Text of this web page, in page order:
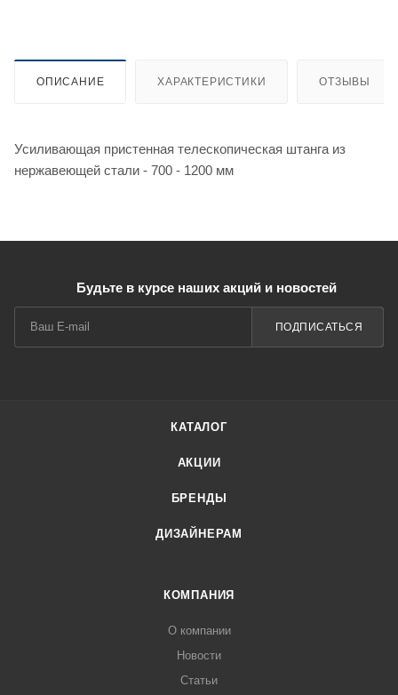
ОПИСАНИЕ ХАРАКТЕРИСТИКИ ОТЗЫВЫ
Усиливающая пристенная телескопическая штанга из
нержавеющей стали - 700 - 1200 мм
Будьте в курсе наших акций и новостей
ПОДПИСАТЬСЯ
КАТАЛОГ
АКЦИИ
БРЕНДЫ
ДИЗАЙНЕРАМ
КОМПАНИЯ
О компании
Новости
Статьи